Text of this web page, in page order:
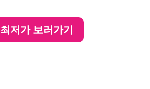
최저가 보러가기